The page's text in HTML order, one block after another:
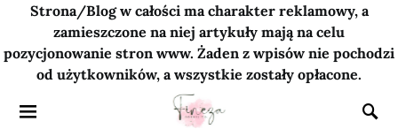
Strona/Blog w całości ma charakter reklamowy, a
zamieszczone na niej artykuły mają na celu
pozycjonowanie stron www. Żaden z wpisów nie pochodzi
od użytkowników, a wszystkie zostały opłacone.